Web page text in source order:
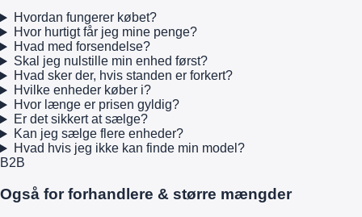
Hvordan fungerer købet?
Hvor hurtigt får jeg mine penge?
Hvad med forsendelse?
Skal jeg nulstille min enhed først?
Hvad sker der, hvis standen er forkert?
Hvilke enheder køber i?
Hvor længe er prisen gyldig?
Er det sikkert at sælge?
Kan jeg sælge flere enheder?
Hvad hvis jeg ikke kan finde min model?
B2B
Også for forhandlere & større mængder